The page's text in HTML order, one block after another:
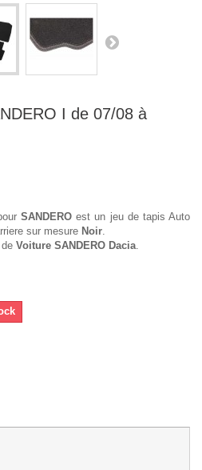
I de 07/08 à
SANDERO est un jeu de tapis Auto
sur mesure Noir.
Voiture SANDERO Dacia.